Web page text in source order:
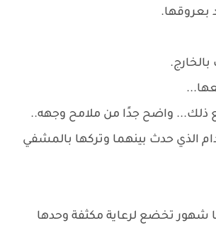
بعروقها.
ذلك... واضح جدًا من ملامح وجهه..
الذي حدث بينهما وتركها بالمشفي
شهور تخضع لرعاية مكثفة وحدها